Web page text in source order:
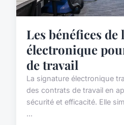
Les bénéfices
électronique
de travail
La signature électronique
des contrats de travail en
sécurité et efficacité. Elle
...